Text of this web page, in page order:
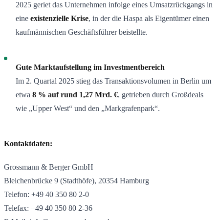
2025 geriet das Unternehmen infolge eines Umsatzrückgangs in
eine existenzielle Krise, in der die Haspa als Eigentümer einen
kaufmännischen Geschäftsführer beistellte.
Gute Marktaufstellung im Investmentbereich
Im 2. Quartal 2025 stieg das Transaktionsvolumen in Berlin um
etwa 8 % auf rund 1,27 Mrd. €, getrieben durch Großdeals
wie „Upper West“ und den „Markgrafenpark“.
Kontaktdaten:
Grossmann & Berger GmbH
Bleichenbrücke 9 (Stadthöfe), 20354 Hamburg
Telefon: +49 40 350 80 2-0
Telefax: +49 40 350 80 2-36